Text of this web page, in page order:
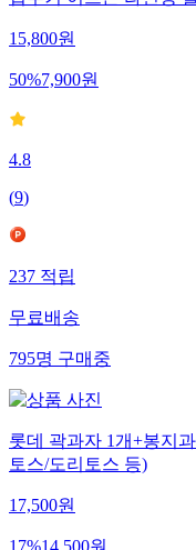
칩쿠키 이브콘 라면땅
15,800원
50%7,900원
4.8
(9)
237적립
무료배송
795명구매중
롯데 곽과자 1개+봉지
토스/도리토스 등)
17,500원